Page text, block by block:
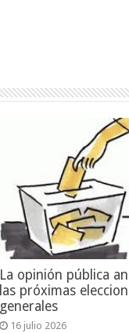
La opinión pública
las próximas
generales
16 julio 2026